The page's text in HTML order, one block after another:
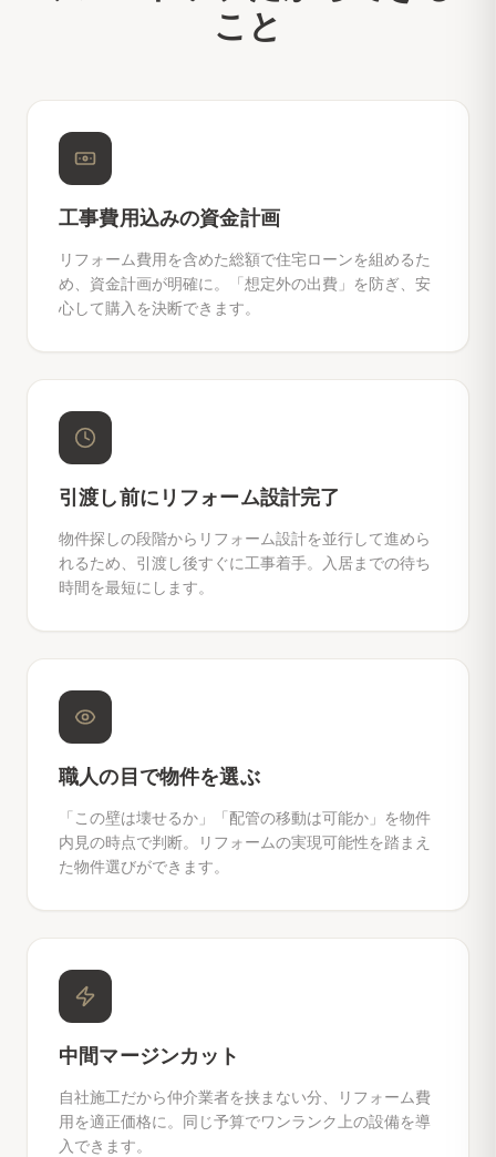
こと
工事費用込みの資金計画
リフォーム費用を含めた総額で住宅ローンを組めるた
め、資金計画が明確に。「想定外の出費」を防ぎ、安
心して購入を決断できます。
引渡し前にリフォーム設計完了
物件探しの段階からリフォーム設計を並行して進めら
れるため、引渡し後すぐに工事着手。入居までの待ち
時間を最短にします。
職人の目で物件を選ぶ
「この壁は壊せるか」「配管の移動は可能か」を物件
内見の時点で判断。リフォームの実現可能性を踏まえ
た物件選びができます。
中間マージンカット
自社施工だから仲介業者を挟まない分、リフォーム費
用を適正価格に。同じ予算でワンランク上の設備を導
入できます。